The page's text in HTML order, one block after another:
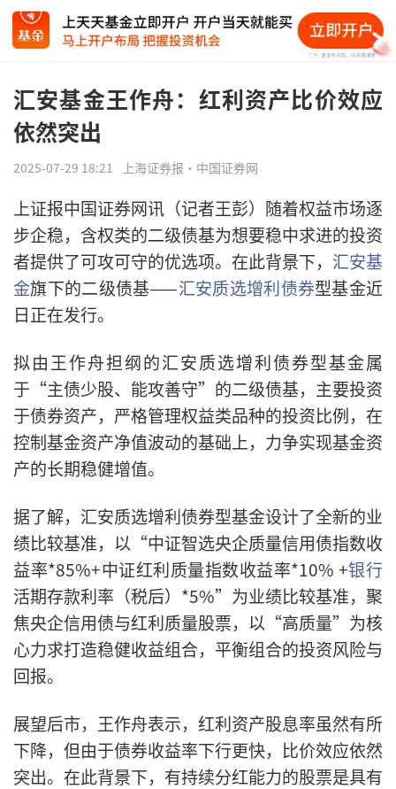
汇安基金王作舟：红利资产比价效应
依然突出
2025-07-29 18:21 上海证券报·中国证券网
上证报中国证券网讯（记者王彭）随着权益市场逐
步企稳，含权类的二级债基为想要稳中求进的投资
者提供了可攻可守的优选项。在此背景下， 汇安基
金旗下的二级债基——汇安质选增利债券型基金近
日正在发行。
拟由王作舟担纲的汇安质选增利债券型基金属
于“主债少股、能攻善守”的二级债基，主要投资
于债券资产，严格管理权益类品种的投资比例，在
控制基金资产净值波动的基础上，力争实现基金资
产的长期稳健增值。
据了解，汇安质选增利债券型基金设计了全新的业
绩比较基准，以“中证智选央企质量信用债指数收
益率*85%+中证红利质量指数收益率*10% +银行
活期存款利率（税后）*5%”为业绩比较基准，聚
焦央企信用债与红利质量股票，以“高质量”为核
心力求打造稳健收益组合，平衡组合的投资风险与
回报。
展望后市，王作舟表示，红利资产股息率虽然有所
下降，但由于债券收益率下行更快，比价效应依然
突出。在此背景下，有持续分红能力的股票是具有